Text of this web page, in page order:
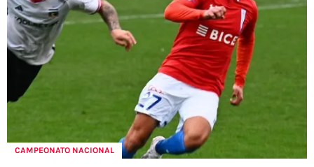
Todos los derechos reservados
CAMPEONATO NACIONAL